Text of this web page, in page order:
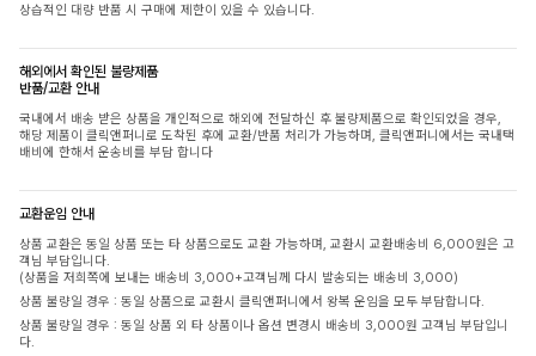
상습적인 대량 반품 시 구매에 제한이 있을 수 있습니다.
해외에서 확인된 불량제품
반품/교환 안내
국내에서 배송 받은 상품을 개인적으로 해외에 전달하신 후 불량제품으로 확인되었을 경우,
해당 제품이 클릭앤퍼니로 도착된 후에 교환/반품 처리가 가능하며, 클릭앤퍼니에서는 국내택
배비에 한해서 운송비를 부담 합니다
교환운임 안내
상품 교환은 동일 상품 또는 타 상품으로도 교환 가능하며, 교환시 교환배송비 6,000원은 고
객님 부담입니다.
(상품을 저희쪽에 보내는 배송비 3,000+고객님께 다시 발송되는 배송비 3,000)
상품 불량일 경우 : 동일 상품으로 교환시 클릭앤퍼니에서 왕복 운임을 모두 부담합니다.
상품 불량일 경우 : 동일 상품 외 타 상품이나 옵션 변경시 배송비 3,000원 고객님 부담입니
다.